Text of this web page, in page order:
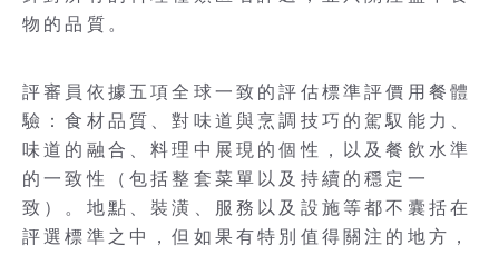
物的品質。
評審員依據五項全球一致的評估標準評價用餐體
驗：食材品質、對味道與烹調技巧的駕馭能力、
味道的融合、料理中展現的個性，以及餐飲水準
的一致性（包括整套菜單以及持續的穩定一
致）。地點、裝潢、服務以及設施等都不囊括在
評選標準之中，但如果有特別值得關注的地方，